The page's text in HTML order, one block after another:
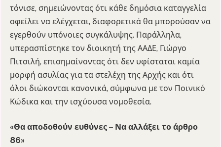
τόνισε, σημειώνοντας ότι κάθε δημόσια καταγγελία
οφείλει να ελέγχεται, διαφορετικά θα μπορούσαν να
εγερθούν υπόνοιες συγκάλυψης. Παράλληλα,
υπερασπίστηκε τον διοικητή της ΑΑΔΕ, Γιώργο
Πιτσιλή, επισημαίνοντας ότι δεν υφίσταται καμία
μορφή ασυλίας για τα στελέχη της Αρχής και ότι
όλοι διώκονται κανονικά, σύμφωνα με τον Ποινικό
Κώδικα και την ισχύουσα νομοθεσία.
«Θα αποδοθούν ευθύνες – Να αλλάξει το άρθρο
86»